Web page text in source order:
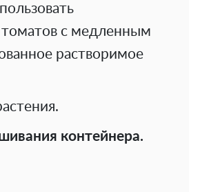
томатов с медленным
растворимое
контейнера.